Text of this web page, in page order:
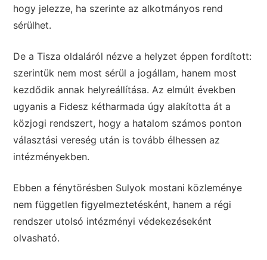
hogy jelezze, ha szerinte az alkotmányos rend
sérülhet.
De a Tisza oldaláról nézve a helyzet éppen fordított:
szerintük nem most sérül a jogállam, hanem most
kezdődik annak helyreállítása. Az elmúlt években
ugyanis a Fidesz kétharmada úgy alakította át a
közjogi rendszert, hogy a hatalom számos ponton
választási vereség után is tovább élhessen az
intézményekben.
Ebben a fénytörésben Sulyok mostani közleménye
nem független figyelmeztetésként, hanem a régi
rendszer utolsó intézményi védekezéseként
olvasható.